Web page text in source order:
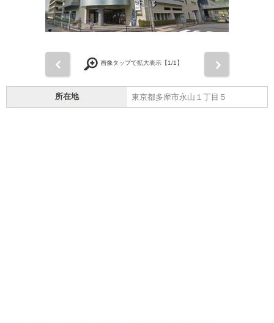
画像タップで拡大表示【1/1】
所在地 東京都多摩市永山１丁目５